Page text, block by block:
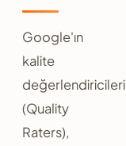
Google'ın
kalite
değerlendiricileri
(Quality
Raters),